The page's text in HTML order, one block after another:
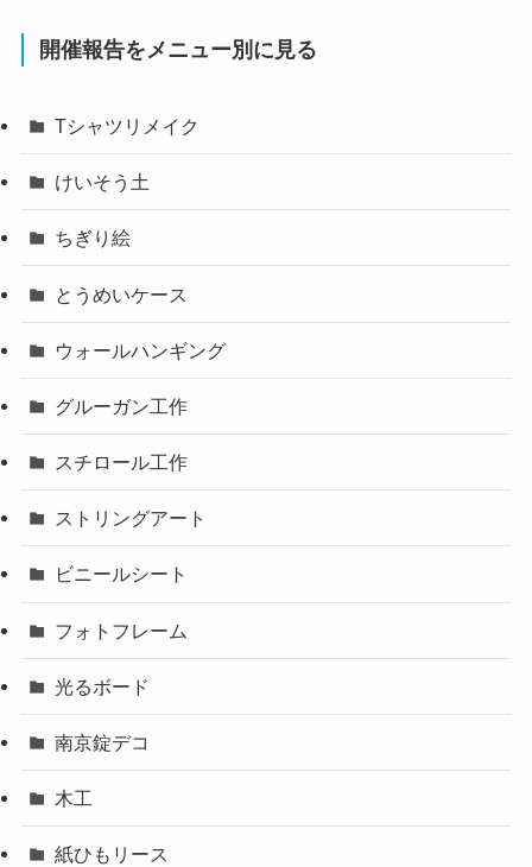
開催報告をメニュー別に見る
Tシャツリメイク
けいそう土
ちぎり絵
とうめいケース
ウォールハンギング
グルーガン工作
スチロール工作
ストリングアート
ビニールシート
フォトフレーム
光るボード
南京錠デコ
木工
紙ひもリース